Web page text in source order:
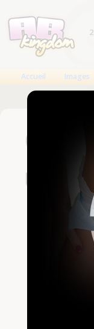
Accueil Images
Un